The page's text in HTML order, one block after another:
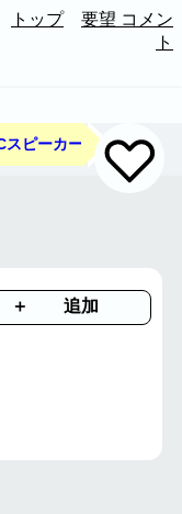
トップ
要望 コメン
ト
スピーカー
＋ 追加